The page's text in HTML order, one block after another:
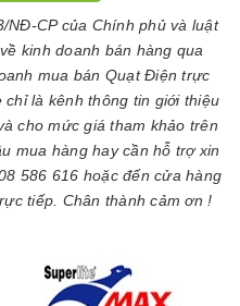
NĐ-CP của Chính phủ và luật
kinh doanh bán hàng qua
mua bán Quạt Điện trực
là kênh thông tin giới thiệu
cho mức giá tham khảo trên
mua hàng hay cần hỗ trợ xin
586 616 hoặc đến cửa hàng
tiếp. Chân thành cảm ơn !